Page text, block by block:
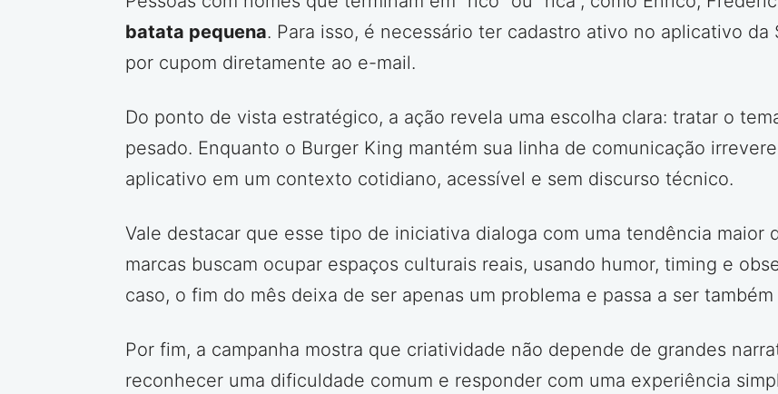
batata pequena. Para isso, é necessário ter cadastro ativo no aplicativo
por cupom diretamente ao e-mail.
Do ponto de vista estratégico, a ação revela uma escolha clara: tratar o
pesado. Enquanto o Burger King mantém sua linha de comunicação
aplicativo em um contexto cotidiano, acessível e sem discurso técnico.
Vale destacar que esse tipo de iniciativa dialoga com uma tendência maior
marcas buscam ocupar espaços culturais reais, usando humor, timing e
caso, o fim do mês deixa de ser apenas um problema e passa a ser
Por fim, a campanha mostra que criatividade não depende de grandes
reconhecer uma dificuldade comum e responder com uma experiência